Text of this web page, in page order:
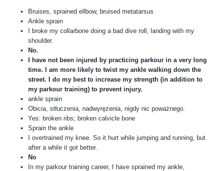
Bruises, sprained ellbow, bruised metatarsus
Ankle sprain
I broke my collarbone doing a bad dive roll, landing with my
shoulder.
No.
I have not been injured by practicing parkour in a very long
time. I am more likely to twist my ankle walking down the
street. I do my best to increase my strength (in addition to
my parkour training) to prevent injury.
ankle sprain
Obicia, stłuczenia, nadwyrężenia, nigdy nic poważnego.
Yes: broken ribs; broken calvicle bone
Sprain the ankle
I overtrained my knee. So it hurt while jumping and running, but
after a while it got better.
No
In my parkour training career, I have sprained my ankle,